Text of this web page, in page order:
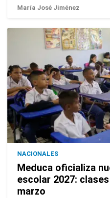
María José Jiménez
NACIONALES
Meduca oficializa
escolar 2027:
marzo